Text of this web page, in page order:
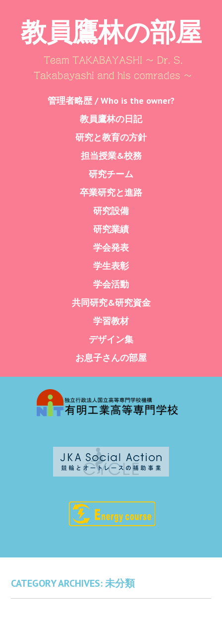
教員鷹林の部屋
Team TAKABAYASHI ～ Dr. S.
Takabayashi and his comrades ～
管理者略歴 / Who is the owner?
教員鷹林の日記
研究と教育の方針
担当授業&校務
研究チーム
卒業研究と進路
研究設備
研究業績
学会発表
学生表彰
学会活動
共同研究&研究資金
学習教材
デザイン集
お息子さんの部屋
CATEGORY ARCHIVES:未分類